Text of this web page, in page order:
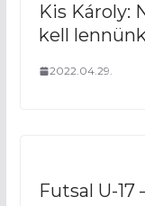
Kis Károly:
kell
2022.04.29.
Futsal U-17